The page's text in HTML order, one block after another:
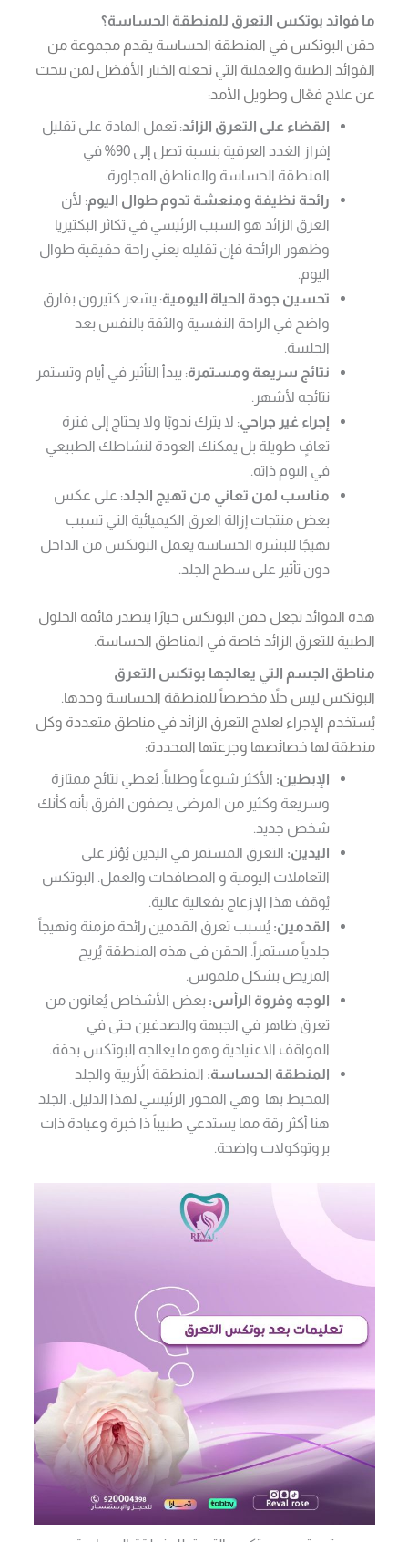
ما فوائد بوتكس التعرق للمنطقة الحساسة؟
حقن البوتكس في المنطقة الحساسة يقدم مجموعة من
الفوائد الطبية والعملية التي تجعله الخيار الأفضل لمن يبحث
عن علاج فعّال وطويل الأمد:
القضاء على التعرق الزائد: تعمل المادة على تقليل
إفراز الغدد العرقية بنسبة تصل إلى 90% في
المنطقة الحساسة والمناطق المجاورة.
رائحة نظيفة ومنعشة تدوم طوال اليوم: لأن
العرق الزائد هو السبب الرئيسي في تكاثر البكتيريا
وظهور الرائحة فإن تقليله يعني راحة حقيقية طوال
اليوم.
تحسين جودة الحياة اليومية: يشعر كثيرون بفارق
واضح في الراحة النفسية والثقة بالنفس بعد
الجلسة.
نتائج سريعة ومستمرة: يبدأ التأثير في أيام وتستمر
نتائجه لأشهر.
إجراء غير جراحي: لا يترك ندوبًا ولا يحتاج إلى فترة
تعافٍ طويلة بل يمكنك العودة لنشاطك الطبيعي
في اليوم ذاته.
مناسب لمن تعاني من تهيج الجلد: على عكس
بعض منتجات إزالة العرق الكيميائية التي تسبب
تهيجًا للبشرة الحساسة يعمل البوتكس من الداخل
دون تأثير على سطح الجلد.
هذه الفوائد تجعل حقن البوتكس خيارًا يتصدر قائمة الحلول
الطبية للتعرق الزائد خاصة في المناطق الحساسة.
مناطق الجسم التي يعالجها بوتكس التعرق
البوتكس ليس حلاً مخصصاً للمنطقة الحساسة وحدها.
يُستخدم الإجراء لعلاج التعرق الزائد في مناطق متعددة وكل
منطقة لها خصائصها وجرعتها المحددة:
الإبطين: الأكثر شيوعاً وطلباً. يُعطي نتائج ممتازة
وسريعة وكثير من المرضى يصفون الفرق بأنه كأنك
شخص جديد.
اليدين: التعرق المستمر في اليدين يُؤثر على
التعاملات اليومية و المصافحات والعمل. البوتكس
يُوقف هذا الإزعاج بفعالية عالية.
القدمين: يُسبب تعرق القدمين رائحة مزمنة وتهيجاً
جلدياً مستمراً. الحقن في هذه المنطقة يُريح
المريض بشكل ملموس.
الوجه وفروة الرأس: بعض الأشخاص يُعانون من
تعرق ظاهر في الجبهة والصدغين حتى في
المواقف الاعتيادية وهو ما يعالجه البوتكس بدقة.
المنطقة الحساسة: المنطقة الأُربية والجلد
المحيط بها وهي المحور الرئيسي لهذا الدليل. الجلد
هنا أكثر رقة مما يستدعي طبيباً ذا خبرة وعيادة ذات
بروتوكولات واضحة.